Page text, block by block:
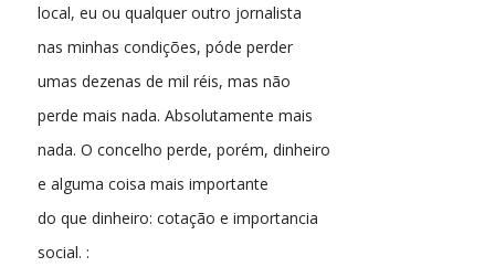
local, eu ou qualquer outro jornalista
nas minhas condições, póde perder
umas dezenas de mil réis, mas não
perde mais nada. Absolutamente mais
nada. O concelho perde, porém, dinheiro
e alguma coisa mais importante
do que dinheiro: cotação e importancia
social. :